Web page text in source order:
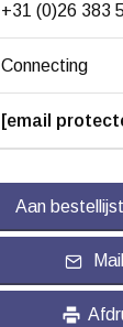
+31 (0)26 383
Connecting
[email
Aan